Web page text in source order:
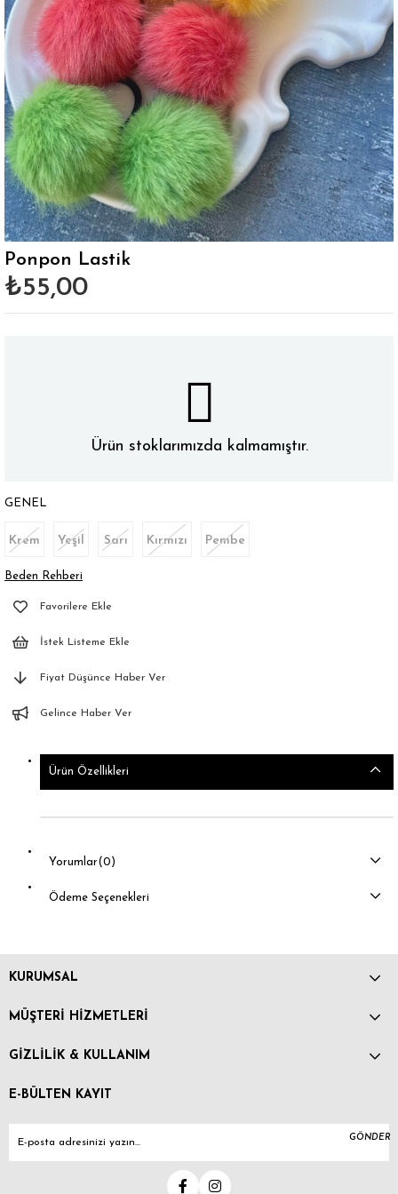
Ponpon Lastik
₺55,00
Ürün stoklarımızda kalmamıştır.
GENEL
Krem Yeşil Sarı Kırmızı Pembe
Beden Rehberi
Favorilere Ekle
İstek Listeme Ekle
Fiyat Düşünce Haber Ver
Gelince Haber Ver
Ürün Özellikleri
Yorumlar(0)
Ödeme Seçenekleri
KURUMSAL
MÜŞTERİ HİZMETLERİ
GİZLİLİK & KULLANIM
E-BÜLTEN KAYIT
GÖNDER